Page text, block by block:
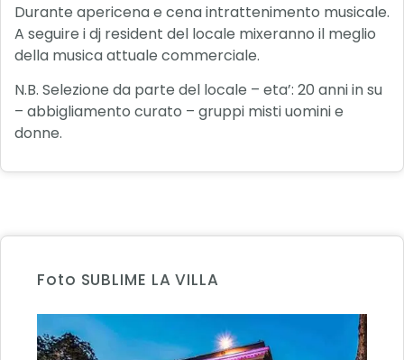
Durante apericena e cena intrattenimento musicale.
A seguire i dj resident del locale mixeranno il meglio
della musica attuale commerciale.
N.B. Selezione da parte del locale – eta’: 20 anni in su
– abbigliamento curato – gruppi misti uomini e
donne.
Foto SUBLIME LA VILLA